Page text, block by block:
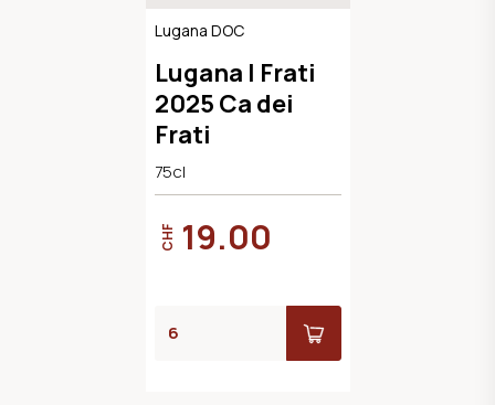
Lugana DOC
Lugana I Frati
2025 Ca dei
Frati
75cl
CHF 19.00